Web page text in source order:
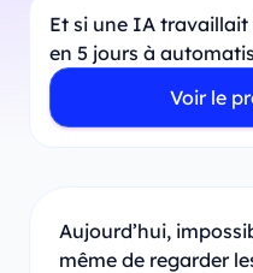
Et si une IA travaillait
en 5 jours à
Voir le
Aujourd’hui,
même de regarder